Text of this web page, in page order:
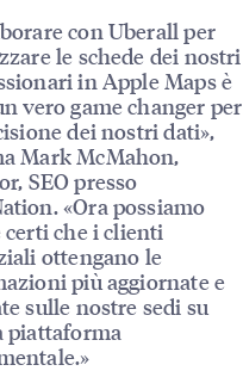
con Uberall per
le schede dei nostri
in Apple Maps è
vero game changer per
dei nostri dati»,
Mark McMahon,
SEO presso
«Ora possiamo
certi che i clienti
ottengano le
più aggiornate e
sulle nostre sedi su
piattaforma